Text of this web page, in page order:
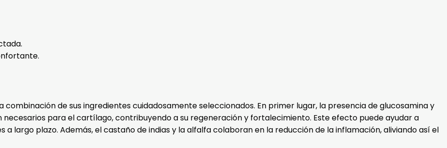
combinación de sus ingredientes cuidadosamente seleccionados. En primer lugar, la presencia de glucosamina y
para el cartílago, contribuyendo a su regeneración y fortalecimiento. Este efecto puede ayudar a
a largo plazo. Además, el castaño de indias y la alfalfa colaboran en la reducción de la inflamación, aliviando así el